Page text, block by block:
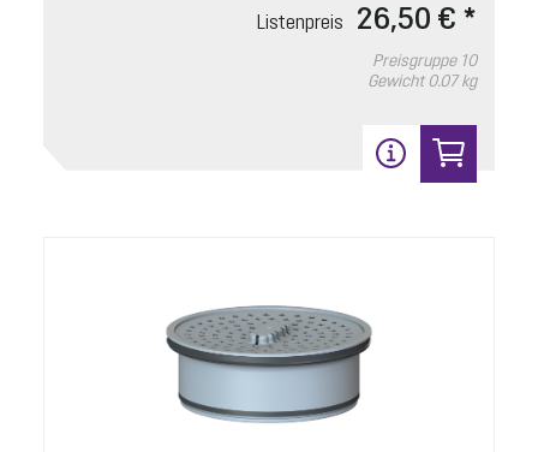
Listenpreis 26,50 € *
Preisgruppe 10
Gewicht 0.07 kg